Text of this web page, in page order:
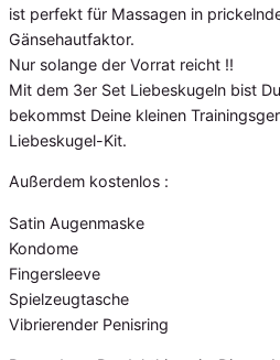
ist perfekt für Massagen in
Gänsehautfaktor.
Nur solange der Vorrat reicht !!
Mit dem 3er Set Liebeskugeln bist
bekommst Deine kleinen
Liebeskugel-Kit.
Außerdem kostenlos :
Satin Augenmaske
Kondome
Fingersleeve
Spielzeugtasche
Vibrierender Penisring